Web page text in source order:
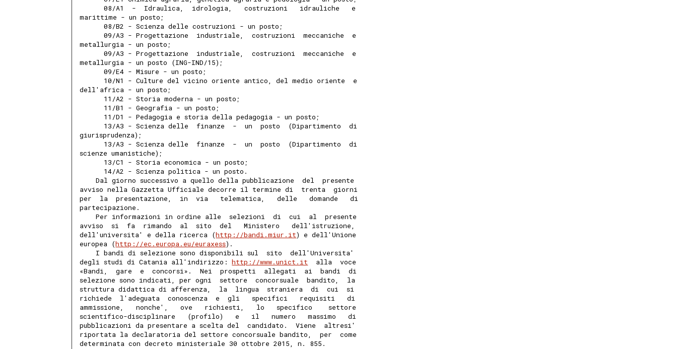
      08/A1  -  Idraulica,  idrologia,   costruzioni   idrauliche   e
marittime - un posto;
      08/B2 - Scienza delle costruzioni - un posto;
      09/A3 - Progettazione  industriale,  costruzioni  meccaniche  e
metallurgia - un posto;
      09/A3 - Progettazione  industriale,  costruzioni  meccaniche  e
metallurgia - un posto (ING-IND/15);
      09/E4 - Misure - un posto;
      10/N1 - Culture del vicino oriente antico, del medio oriente  e
dell'africa - un posto;
      11/A2 - Storia moderna - un posto;
      11/B1 - Geografia - un posto;
      11/D1 - Pedagogia e storia della pedagogia - un posto;
      13/A3 - Scienza delle  finanze  -  un  posto  (Dipartimento  di
giurisprudenza);
      13/A3 - Scienza delle  finanze  -  un  posto  (Dipartimento  di
scienze umanistiche);
      13/C1 - Storia economica - un posto;
      14/A2 - Scienza politica - un posto.
    Dal giorno successivo a quello della pubblicazione  del  presente
avviso nella Gazzetta Ufficiale decorre il termine di  trenta  giorni
per  la  presentazione,  in  via   telematica,   delle   domande   di
partecipazione.
    Per informazioni in ordine alle  selezioni  di  cui  al  presente
avviso  si  fa  rimando  al  sito  del   Ministero   dell'istruzione,
dell'universita' e della ricerca (http://bandi.miur.it) e dell'Unione
europea (http://ec.europa.eu/euraxess).
    I bandi di selezione sono disponibili sul  sito  dell'Universita'
degli studi di Catania all'indirizzo: http://www.unict.it
  alla  voce
«Bandi,  gare  e  concorsi».  Nei  prospetti  allegati  ai  bandi  di
selezione sono indicati, per ogni  settore  concorsuale  bandito,  la
struttura didattica di afferenza,  la  lingua  straniera  di  cui  si
richiede  l'adeguata  conoscenza  e  gli   specifici   requisiti   di
ammissione,   nonche',   ove   richiesti,   lo   specifico    settore
scientifico-disciplinare   (profilo)   e   il   numero   massimo   di
pubblicazioni da presentare a scelta del  candidato.  Viene  altresi'
riportata la declaratoria del settore concorsuale bandito,  per  come
determinata con decreto ministeriale 30 ottobre 2015, n. 855.